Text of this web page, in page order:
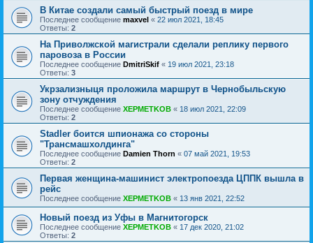
В Китае создали самый быстрый поезд в мире
Последнее сообщение maxvel « 22 июл 2021, 18:45
Ответы: 2
На Приволжской магистрали сделали реплику первого
паровоза в России
Последнее сообщение DmitriSkif « 19 июл 2021, 23:18
Ответы: 3
Укрзализныця проложила маршрут в Чернобыльскую
зону отчуждения
Последнее сообщение XEPMETKOB « 18 июл 2021, 22:09
Ответы: 2
Stadler боится шпионажа со стороны
"Трансмашхолдинга"
Последнее сообщение Damien Thorn « 07 май 2021, 19:53
Ответы: 2
Первая женщина-машинист электропоезда ЦППК вышла в
рейс
Последнее сообщение XEPMETKOB « 13 янв 2021, 22:52
Новый поезд из Уфы в Магнитогорск
Последнее сообщение XEPMETKOB « 17 дек 2020, 21:02
Ответы: 2